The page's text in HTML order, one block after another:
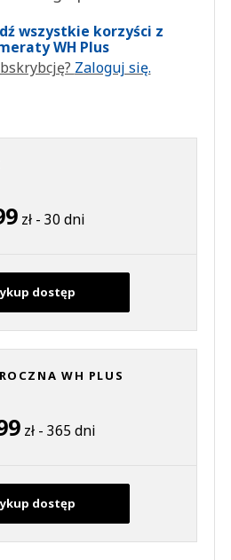
wszystkie korzyści z
WH Plus
Zaloguj się.
zł - 30 dni
dostęp
WH PLUS
zł - 365 dni
dostęp